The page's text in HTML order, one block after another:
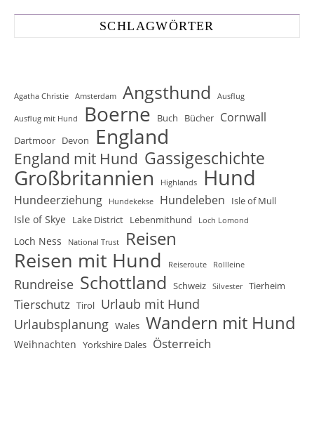
SCHLAGWÖRTER
Agatha Christie Amsterdam Angsthund Ausflug
Ausflug mit Hund Boerne Buch Bücher Cornwall
Dartmoor Devon England
England mit Hund Gassigeschichte
Großbritannien Highlands Hund
Hundeerziehung Hundekekse Hundeleben Isle of Mull
Isle of Skye Lake District Lebenmithund Loch Lomond
Loch Ness National Trust Reisen
Reisen mit Hund Reiseroute Rollleine
Rundreise Schottland Schweiz Silvester Tierheim
Tierschutz Tirol Urlaub mit Hund
Urlaubsplanung Wales Wandern mit Hund
Weihnachten Yorkshire Dales Österreich